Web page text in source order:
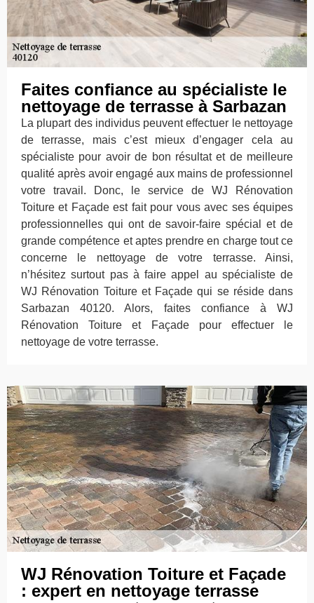
Faites confiance au spécialiste le
nettoyage de terrasse à Sarbazan
La plupart des individus peuvent effectuer le nettoyage
de terrasse, mais c’est mieux d’engager cela au
spécialiste pour avoir de bon résultat et de meilleure
qualité après avoir engagé aux mains de professionnel
votre travail. Donc, le service de WJ Rénovation
Toiture et Façade est fait pour vous avec ses équipes
professionnelles qui ont de savoir-faire spécial et de
grande compétence et aptes prendre en charge tout ce
concerne le nettoyage de votre terrasse. Ainsi,
n’hésitez surtout pas à faire appel au spécialiste de
WJ Rénovation Toiture et Façade qui se réside dans
Sarbazan 40120. Alors, faites confiance à WJ
Rénovation Toiture et Façade pour effectuer le
nettoyage de votre terrasse.
WJ Rénovation Toiture et Façade
: expert en nettoyage terrasse